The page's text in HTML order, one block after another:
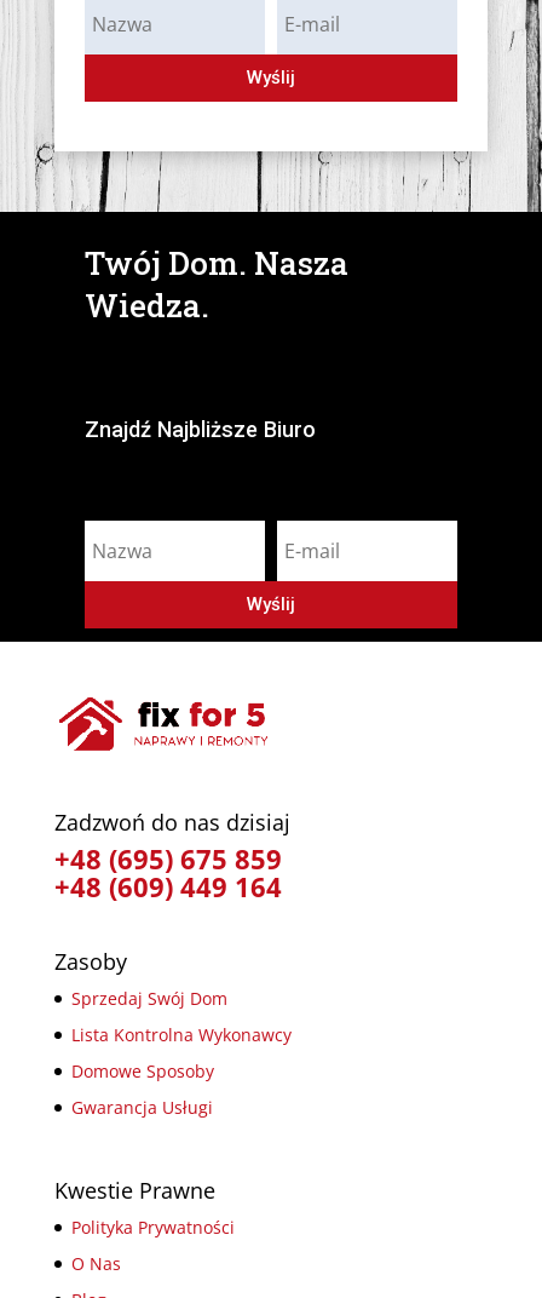
Wyślij
Twój Dom. Nasza
Wiedza.
Znajdź Najbliższe Biuro
Wyślij
Zadzwoń do nas dzisiaj
+48 (695) 675 859
+48 (609) 449 164
Zasoby
Sprzedaj Swój Dom
Lista Kontrolna Wykonawcy
Domowe Sposoby
Gwarancja Usługi
Kwestie Prawne
Polityka Prywatności
O Nas